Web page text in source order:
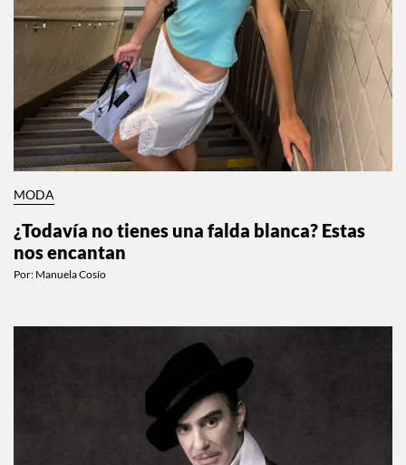
MODA
¿Todavía no tienes una falda blanca? Estas
nos encantan
Por: Manuela Cosío